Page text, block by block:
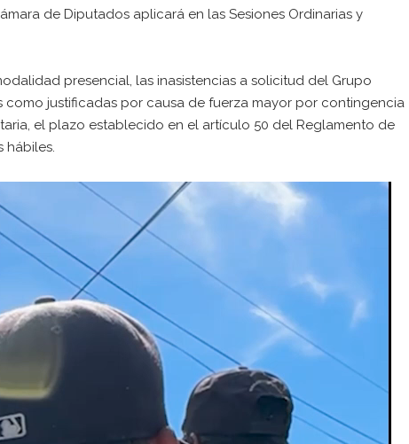
de Diputados aplicará en las Sesiones Ordinarias y
presencial, las inasistencias a solicitud del Grupo
como justificadas por causa de fuerza mayor por contingencia
el plazo establecido en el artículo 50 del Reglamento de
hábiles.